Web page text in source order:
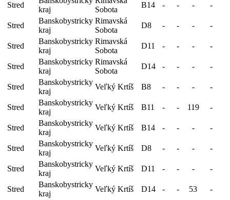
Stred
kraj
Sobota
B14 - - - -
Stred
Banskobystricky
kraj
Rimavská
Sobota
D8 - - - -
Stred
Banskobystricky
kraj
Rimavská
Sobota
D11 - - - -
Stred
Banskobystricky
kraj
Rimavská
Sobota
D14 - - - -
Stred
Banskobystricky
kraj
Veľký Krtíš B8 - - - -
Stred
Banskobystricky
kraj
Veľký Krtíš B11 - - 119 -
Stred
Banskobystricky
kraj
Veľký Krtíš B14 - - - -
Stred
Banskobystricky
kraj
Veľký Krtíš D8 - - - -
Stred
Banskobystricky
kraj
Veľký Krtíš D11 - - - -
Stred
Banskobystricky
kraj
Veľký Krtíš D14 - - 53 -